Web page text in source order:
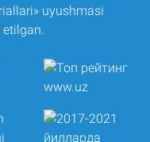
uyushmasi